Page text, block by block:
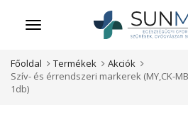
Menü
Főoldal Termékek
Akciók
Szív- és érrendszeri markerek (MY,CK-
1db)